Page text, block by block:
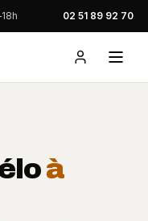
02 51 89 92 70
à